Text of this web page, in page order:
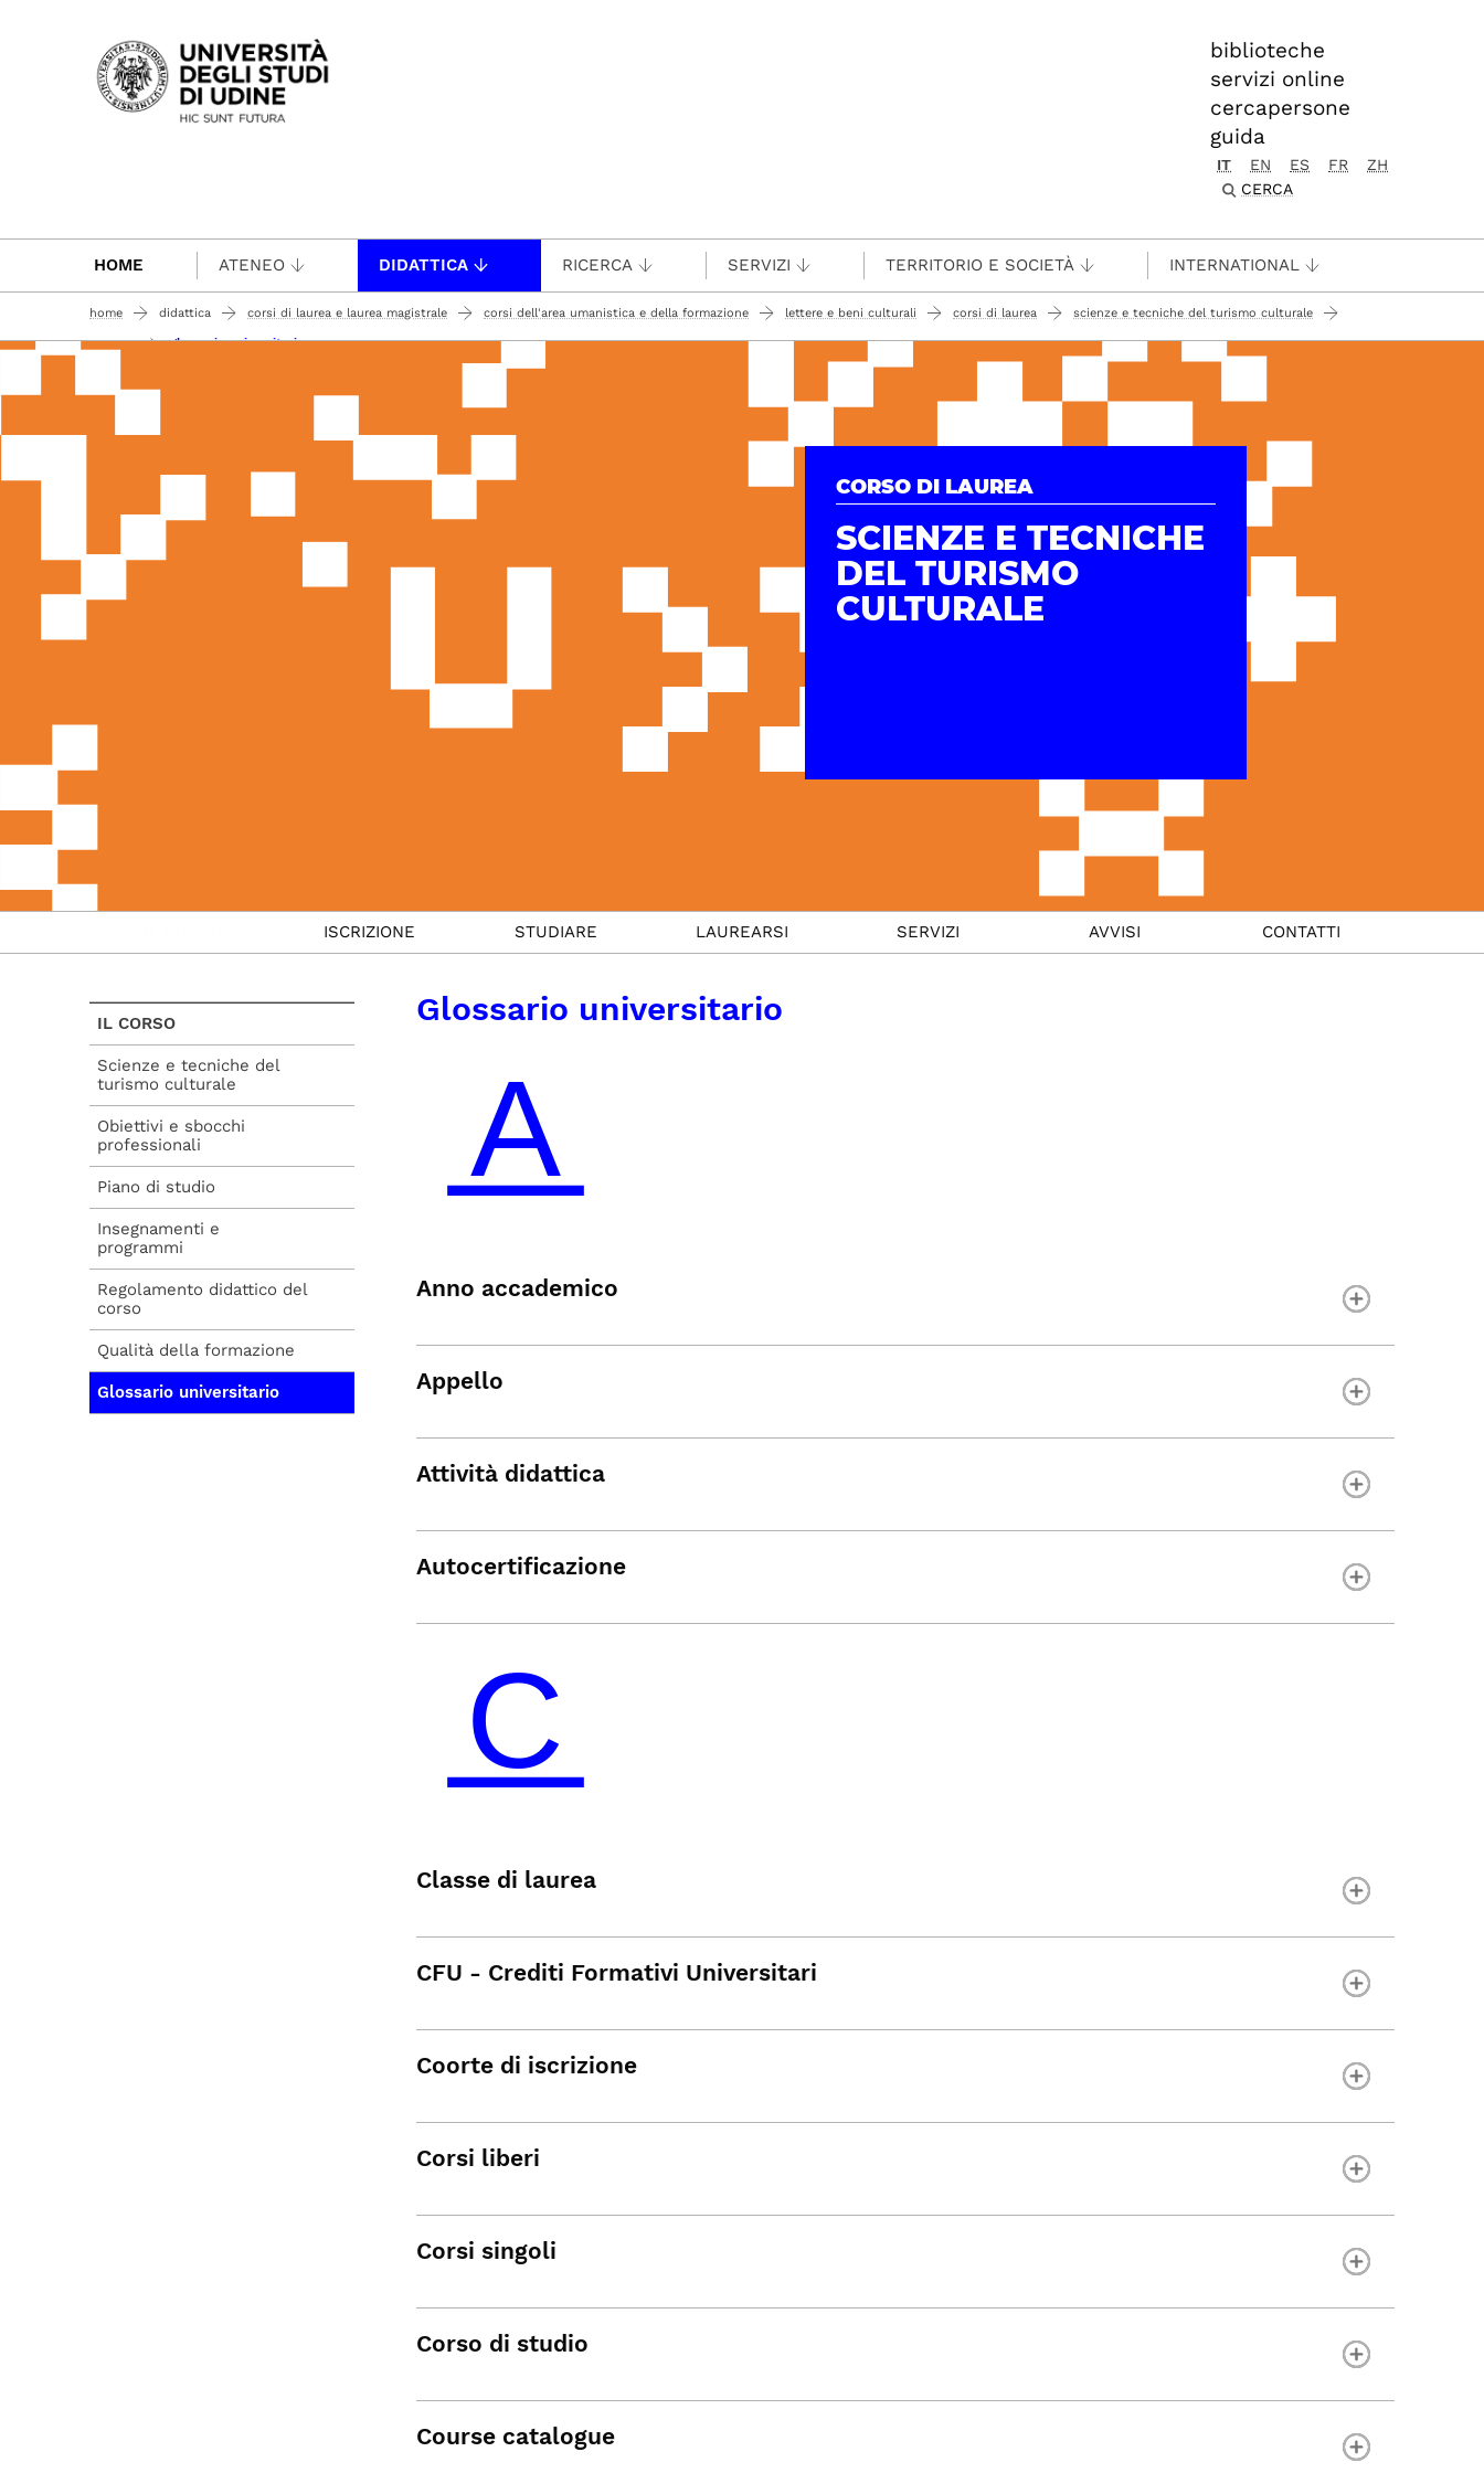
Passa al contenuto principale
biblioteche
servizi online
cercapersone
guida
IT EN ES FR
ZH
CERCA
HOME ATENEO DIDATTICA RICERCA SERVIZI TERRITORIO E SOCIETÀ INTERNATIONAL
home didattica corsi di laurea e laurea magistrale corsi dell'area umanistica e della formazione lettere e beni culturali corsi di laurea scienze e tecniche del turismo culturale
il corso glossario universitario
CORSO DI LAUREA
SCIENZE E TECNICHE
DEL TURISMO
CULTURALE
ISCRIZIONE STUDIARE LAUREARSI SERVIZI AVVISI CONTATTI
Glossario universitario
Anno accademico
Appello
Attività didattica
Autocertificazione
Classe di laurea
CFU - Crediti Formativi Universitari
Coorte di iscrizione
Corsi liberi
Corsi singoli
Corso di studio
Course catalogue
IL CORSO
Scienze e tecniche del
turismo culturale
Obiettivi e sbocchi
professionali
Piano di studio
Insegnamenti e
programmi
Regolamento didattico del
corso
Qualità della formazione
Glossario universitario